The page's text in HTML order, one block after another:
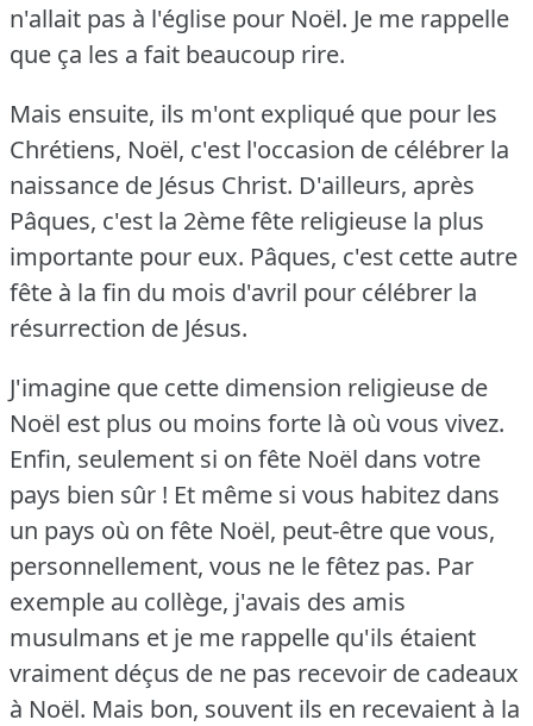
n'allait pas à l'église pour Noël. Je me rappelle
que ça les a fait beaucoup rire.
Mais ensuite, ils m'ont expliqué que pour les
Chrétiens, Noël, c'est l'occasion de célébrer la
naissance de Jésus Christ. D'ailleurs, après
Pâques, c'est la 2ème fête religieuse la plus
importante pour eux. Pâques, c'est cette autre
fête à la fin du mois d'avril pour célébrer la
résurrection de Jésus.
J'imagine que cette dimension religieuse de
Noël est plus ou moins forte là où vous vivez.
Enfin, seulement si on fête Noël dans votre
pays bien sûr ! Et même si vous habitez dans
un pays où on fête Noël, peut-être que vous,
personnellement, vous ne le fêtez pas. Par
exemple au collège, j'avais des amis
musulmans et je me rappelle qu'ils étaient
vraiment déçus de ne pas recevoir de cadeaux
à Noël. Mais bon, souvent ils en recevaient à la